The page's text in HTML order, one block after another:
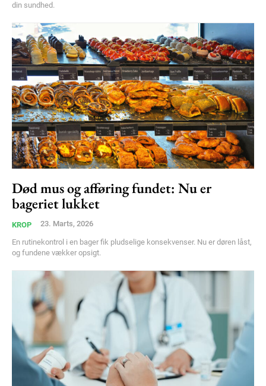
Subscription Plans
Free limited access
Gratis
Etiam est nibh, lobortis sit
Ut mollis pellentesque tortor
Nullam eu erat condimentum
Donec quis est ac felis
Orci varius natoque dolor
din sundhed.
Død mus og afføring fundet: Nu er
bageriet lukket
KROP 23. Marts, 2026
En rutinekontrol i en bager fik pludselige konsekvenser. Nu er døren låst,
og fundene vækker opsigt.